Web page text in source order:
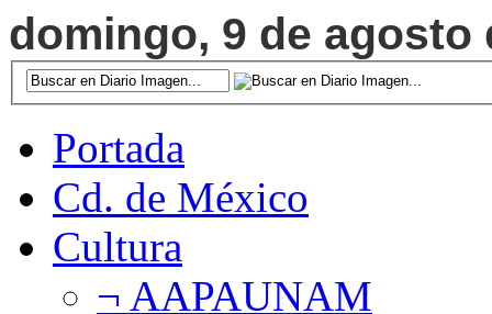
domingo, 9 de agosto
Portada
Cd. de México
Cultura
¬ AAPAUNAM